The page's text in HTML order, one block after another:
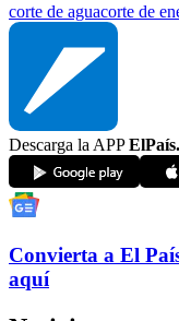
corte de aguacorte de
Descarga la APP
Convierta a El
aquí